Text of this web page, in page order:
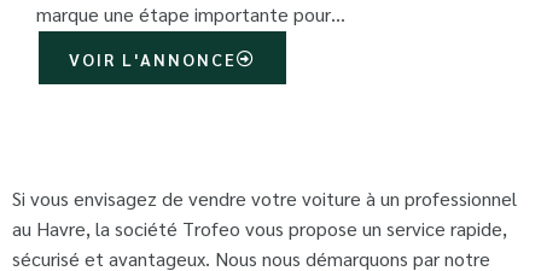
marque une étape importante pour…
VOIR L'ANNONCE
Si vous envisagez de vendre votre voiture à un professionnel
au Havre, la société Trofeo vous propose un service rapide,
sécurisé et avantageux. Nous nous démarquons par notre